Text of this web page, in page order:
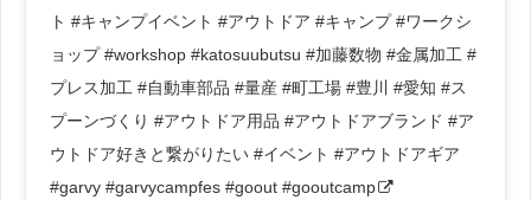
ト #キャンプイベント #アウトドア #キャンプ #ワークシ
ョップ #workshop #katosuubutsu #加藤数物 #金属加工 #
プレス加工 #自動車部品 #量産 #町工場 #豊川 #愛知 #ス
プーンづくり #アウトドア用品 #アウトドアブランド #ア
ウトドア好きと繋がりたい #イベント #アウトドアギア
#garvy #garvycampfes #goout #gooutcamp